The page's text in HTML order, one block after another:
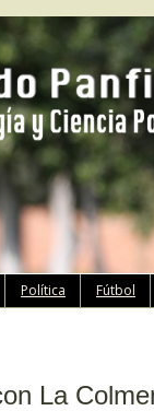
Política Fútbol
La